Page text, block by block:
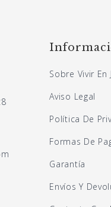
Sobre Vivir En
Aviso Legal
Política De
Formas De
Garantía
Envíos Y